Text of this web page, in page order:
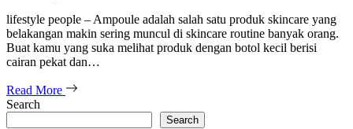
lifestyle people – Ampoule adalah salah satu produk skincare yang
belakangan makin sering muncul di skincare routine banyak orang.
Buat kamu yang suka melihat produk dengan botol kecil berisi
cairan pekat dan…
Read More
Search
Search